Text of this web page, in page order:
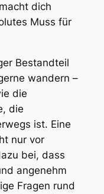
dich
Muss für
Bestandteil
wandern –
die
die
ist. Eine
nur vor
bei, dass
angenehm
Fragen rund